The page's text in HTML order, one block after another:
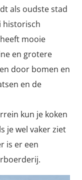
als oudste stad
historisch
mooie
en grotere
door bomen en
en de
kun je koken
je wel vaker ziet
is er een